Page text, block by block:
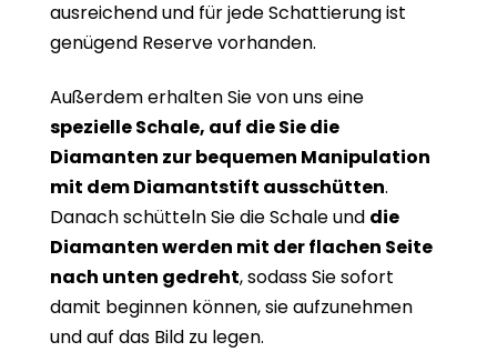
ausreichend und für jede Schattierung ist
genügend Reserve vorhanden.
Außerdem erhalten Sie von uns eine
spezielle Schale, auf die Sie die
Diamanten zur bequemen Manipulation
mit dem Diamantstift ausschütten.
Danach schütteln Sie die Schale und die
Diamanten werden mit der flachen Seite
nach unten gedreht, sodass Sie sofort
damit beginnen können, sie aufzunehmen
und auf das Bild zu legen.